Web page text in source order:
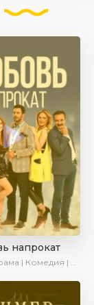
напрокат
Комедия | Ирина Котова